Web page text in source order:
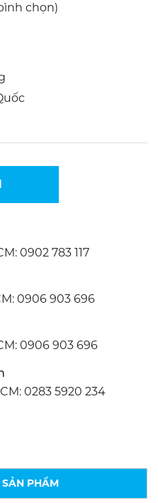
chọn)
0902 783 117
0906 903 696
0906 903 696
0283 5920 234
PHẨM